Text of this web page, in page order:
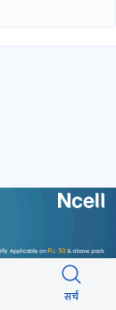
सर्च